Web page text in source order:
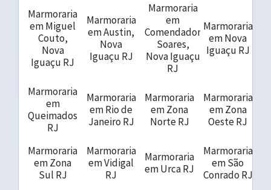
Marmoraria
em Miguel
Couto,
Nova
Iguaçu RJ
Marmoraria
em Austin,
Nova
Iguaçu RJ
Marmoraria
em
Comendador
Soares,
Nova Iguaçu
RJ
Marmoraria
em Nova
Iguaçu RJ
Marmoraria
em
Queimados
RJ
Marmoraria
em Rio de
Janeiro RJ
Marmoraria
em Zona
Norte RJ
Marmoraria
em Zona
Oeste RJ
Marmoraria
em Zona
Sul RJ
Marmoraria
em Vidigal
RJ
Marmoraria
em Urca RJ
Marmoraria
em São
Conrado RJ